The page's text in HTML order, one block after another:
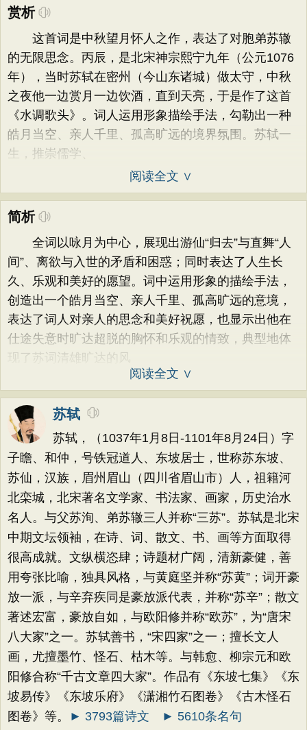
赏析
这首词是中秋望月怀人之作，表达了对胞弟苏辙
的无限思念。丙辰，是北宋神宗熙宁九年（公元1076
年），当时苏轼在密州（今山东诸城）做太守，中秋
之夜他一边赏月一边饮酒，直到天亮，于是作了这首
《水调歌头》。词人运用形象描绘手法，勾勒出一种
皓月当空、亲人千里、孤高旷远的境界氛围。苏轼一
生，推崇儒学、
阅读全文 ∨
简析
全词以咏月为中心，展现出游仙“归去”与直舞“人
间”、离欲与入世的矛盾和困惑；同时表达了人生长
久、乐观和美好的愿望。词中运用形象的描绘手法，
创造出一个皓月当空、亲人千里、孤高旷远的意境，
表达了词人对亲人的思念和美好祝愿，也显示出他在
仕途失意时旷达超脱的胸怀和乐观的情致，典型地体
现了苏词清雄旷达的风
阅读全文 ∨
苏轼
苏轼，（1037年1月8日-1101年8月24日）字
子瞻、和仲，号铁冠道人、东坡居士，世称苏东坡、
苏仙，汉族，眉州眉山（四川省眉山市）人，祖籍河
北栾城，北宋著名文学家、书法家、画家，历史治水
名人。与父苏洵、弟苏辙三人并称“三苏”。苏轼是北宋
中期文坛领袖，在诗、词、散文、书、画等方面取得
很高成就。文纵横恣肆；诗题材广阔，清新豪健，善
用夸张比喻，独具风格，与黄庭坚并称“苏黄”；词开豪
放一派，与辛弃疾同是豪放派代表，并称“苏辛”；散文
著述宏富，豪放自如，与欧阳修并称“欧苏”，为“唐宋
八大家”之一。苏轼善书，“宋四家”之一；擅长文人
画，尤擅墨竹、怪石、枯木等。与韩愈、柳宗元和欧
阳修合称“千古文章四大家”。作品有《东坡七集》《东
坡易传》《东坡乐府》《潇湘竹石图卷》《古木怪石
图卷》等。
► 3793篇诗文 ► 5610条名句